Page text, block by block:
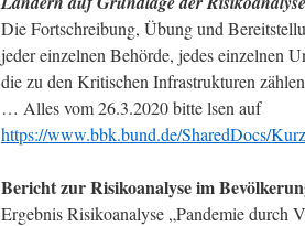
Die Fortschreibung, Übung und
jeder einzelnen Behörde, jedes einzelnen
die zu den Kritischen Infrastrukturen
… Alles vom 26.3.2020 bitte lsen auf
https://www.bbk.bund.de/SharedDocs/
Bericht zur Risikoanalyse im
Er­geb­nis Ri­si­ko­ana­ly­se „Pan­de­mie durch